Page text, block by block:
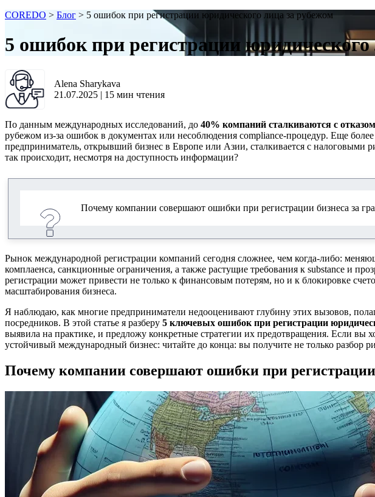
COREDO > Блог > 5 ошибок при регистрации юридического лица за рубежом
5 ошибок при регистрации
Alena Sharykava
21.07.2025 | 15 мин чтения
По данным международных исследований, до 40% компаний сталкиваются с
рубежом из-за ошибок в документах или несоблюдения compliance-процедур. Еще
предприниматель, открывший бизнес в Европе или Азии, сталкивается с
так происходит, несмотря на доступность информации?
Почему компании совершают ошибки при регистрации бизнеса за
Рынок международной регистрации компаний сегодня сложнее, чем когда-либо:
комплаенса, санкционные ограничения, а также растущие требования к substance и
регистрации может привести не только к финансовым потерям, но и к блокировке
масштабирования бизнеса.
Я наблюдаю, как многие предприниматели недооценивают глубину этих вызовов,
посредников. В этой статье я разберу 5 ключевых ошибок при регистрации
выявила на практике, и предложу конкретные стратегии их предотвращения. Если вы
устойчивый международный бизнес: читайте до конца: вы получите не только разбор
Почему компании совершают ошибки при регистрации